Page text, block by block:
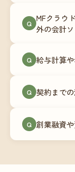
ます。前
簿データ
での変更
Q MFクラウ
外の会計
供してい
します。
Q 給与計算
怠集計あ
す。人数
Q 契約まで
（30〜60
→ ③お見
談から契
Q 創業融資